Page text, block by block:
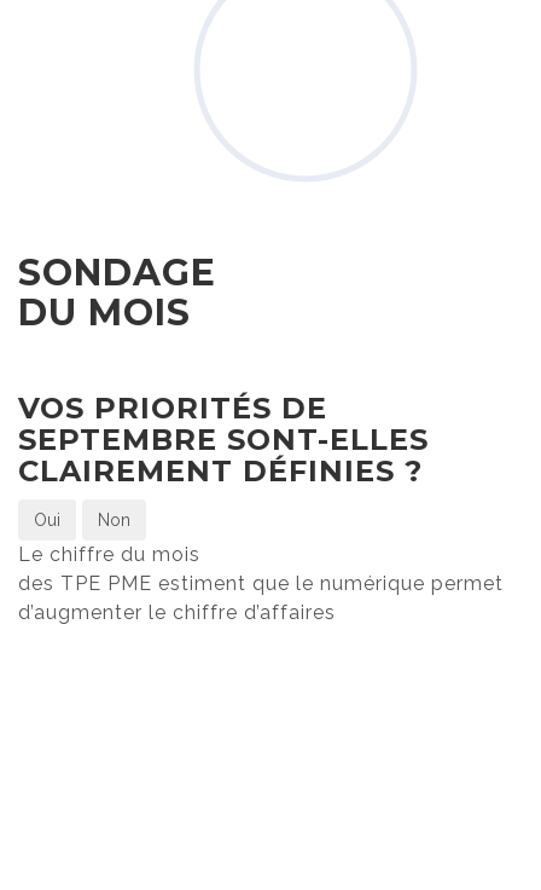
SONDAGE
DU MOIS
VOS PRIORITÉS DE
SEPTEMBRE SONT-ELLES
CLAIREMENT DÉFINIES ?
Oui Non
Le chiffre du mois
des TPE PME estiment que le numérique permet
d’augmenter le chiffre d’affaires